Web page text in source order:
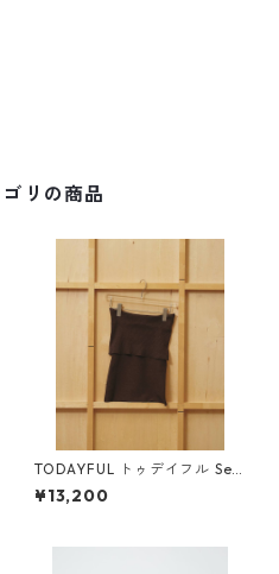
リの商品
TODAYFUL トゥデイフル Sea
mless Offshoulder Knit (BR
N) 12610531
¥13,200